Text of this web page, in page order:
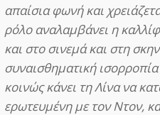
απαίσια φωνή και
ρόλο αναλαμβάνει η
και στο σινεμά και στη
συναισθηματική
κοινώς κάνει τη Λίνα να
ερωτευμένη με τον Ντον,